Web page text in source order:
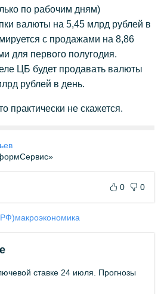
по рабочим дням)
валюты на 5,45 млрд рублей в
с продажами на 8,86
для первого полугодия.
ЦБ будет продавать валюты
рублей в день.
практически не скажется.
0 0
РФ)макроэкономика
ставке 24 июля. Прогнозы